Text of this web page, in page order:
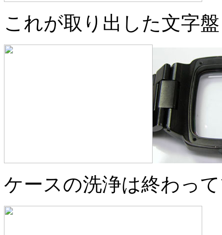
これが取り出した文字
ケースの洗浄は終わっ